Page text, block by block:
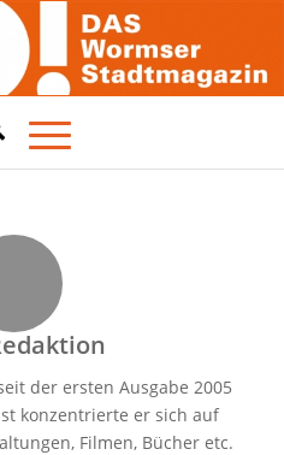
der ersten Ausgabe 2005
konzentrierte er sich auf
Filmen, Bücher etc.